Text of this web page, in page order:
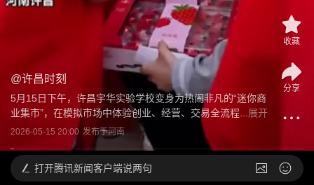
@许昌时刻
5月15日下午，许昌宇华实验学校变身为热闹非凡的“迷你商
业集市”，在模拟市场中体验创业、经营、交易全流程... 展开
2026-05-15 20:00 发布于河南
收藏
分享
打开腾讯新闻客户端说两句